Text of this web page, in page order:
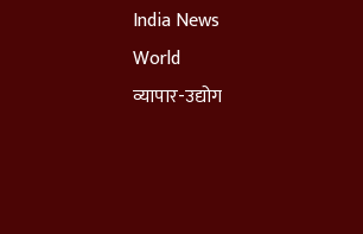
India News
World
व्यापार-उद्योग